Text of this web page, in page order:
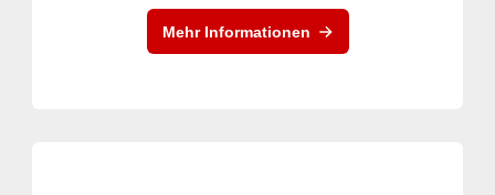
Mehr Informationen